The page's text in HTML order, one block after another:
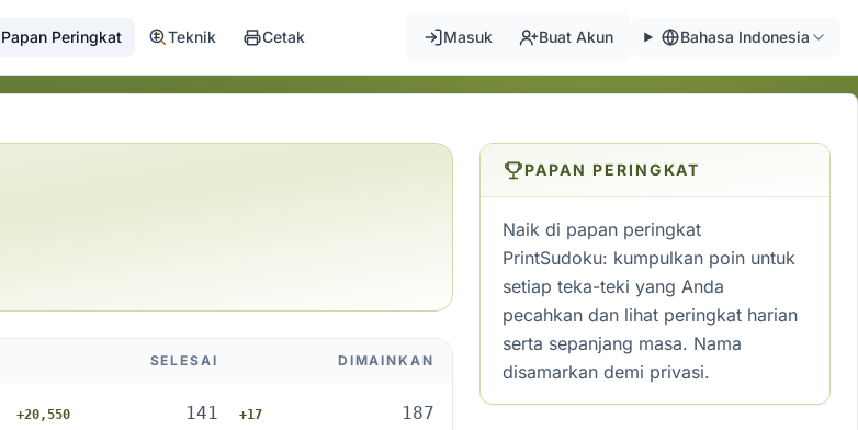
Papan Peringkat Teknik Cetak Masuk Buat Akun Bahasa Indonesia
SELESAI DIMAINKAN
+20,550 141 +17 187
PAPAN PERINGKAT
Naik di papan peringkat
PrintSudoku: kumpulkan poin untuk
setiap teka-teki yang Anda
pecahkan dan lihat peringkat harian
serta sepanjang masa. Nama
disamarkan demi privasi.